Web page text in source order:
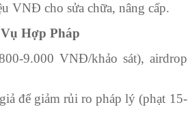
VNĐ cho sửa chữa, nâng cấp.
Hợp Pháp
9.000 VNĐ/khảo sát), airdrop
để giảm rủi ro pháp lý (phạt 15-